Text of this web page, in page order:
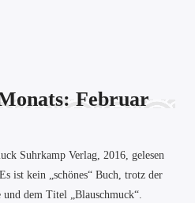
Februar
Suhrkamp Verlag, 2016, gelesen
ist kein „schönes“ Buch, trotz der
dem Titel „Blauschmuck“.